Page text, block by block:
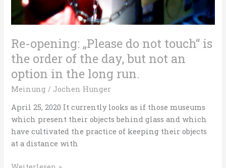
Re-opening: „Please do not touch“ is
the order of the day, but not an
option in the long run.
Meinung / Jochen Hunger
April 25, 2020 It currently looks as if those museums
which present their objects behind glass and which
have cultivated the practice of keeping their objects
at a distance with